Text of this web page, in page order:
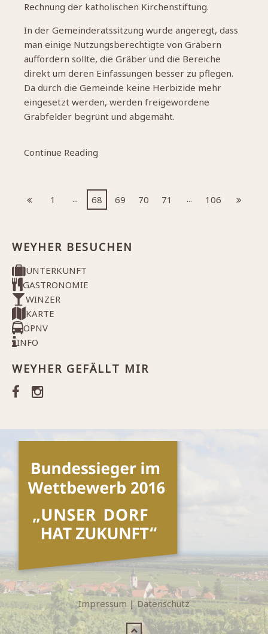
Rechnung der katholischen Kirchenstiftung.
In der Gemeinderatssitzung wurde angeregt, dass
man einige Nutzungsberechtigte von Gräbern
auffordern sollte, die Gräber und die Bereiche
direkt um deren Einfassungen besser zu pflegen.
Da durch die Gemeinde keine Herbizide mehr
eingesetzt werden, werden freigewordene
Grabfelder begrünt und abgemäht.
Continue Reading
1 ... 68 69 70 71 ... 106
WEYHER BESUCHEN
UNTERKUNFT
GASTRONOMIE
WINZER
KARTE
ÖPNV
INFO
WEYHER GEFÄLLT MIR
Impressum |Datenschutz